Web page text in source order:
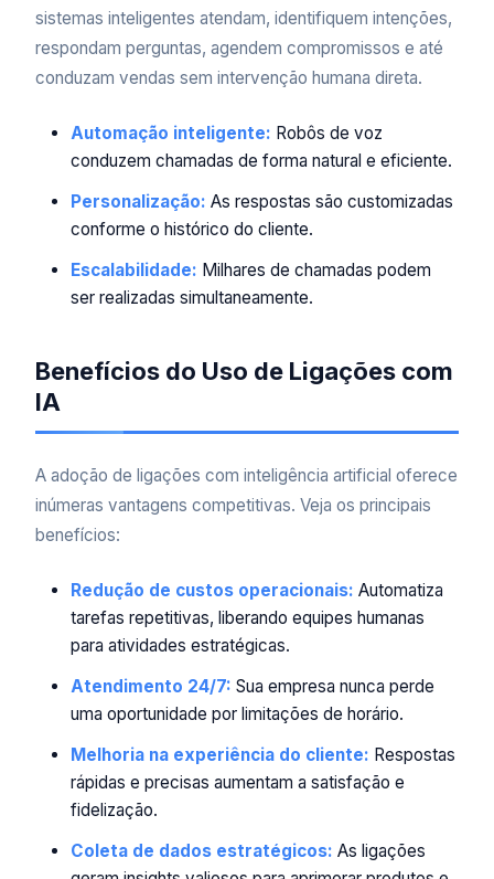
sistemas inteligentes atendam, identifiquem intenções,
respondam perguntas, agendem compromissos e até
conduzam vendas sem intervenção humana direta.
Automação inteligente: Robôs de voz
conduzem chamadas de forma natural e eficiente.
Personalização: As respostas são customizadas
conforme o histórico do cliente.
Escalabilidade: Milhares de chamadas podem
ser realizadas simultaneamente.
Benefícios do Uso de Ligações com
IA
A adoção de ligações com inteligência artificial oferece
inúmeras vantagens competitivas. Veja os principais
benefícios:
Redução de custos operacionais: Automatiza
tarefas repetitivas, liberando equipes humanas
para atividades estratégicas.
Atendimento 24/7: Sua empresa nunca perde
uma oportunidade por limitações de horário.
Melhoria na experiência do cliente: Respostas
rápidas e precisas aumentam a satisfação e
fidelização.
Coleta de dados estratégicos: As ligações